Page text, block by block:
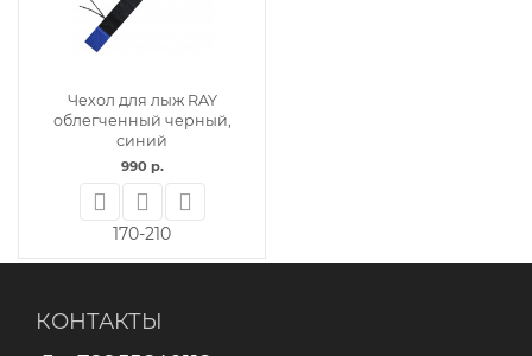
Чехол для лыж RAY
облегченный черный,
синий
990 р.
170-210
КОНТАКТЫ